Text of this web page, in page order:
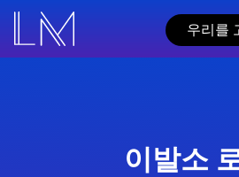
우리를
이발소